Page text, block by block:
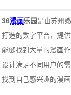
36漫画乐园是由苏州
打造的数字平台，提
能够找到大量的漫画作
设计满足不同用户的
找到自己感兴趣的漫